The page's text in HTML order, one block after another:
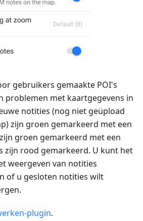
gebruikers gemaakte POI's
problemen met kaartgegevens in
notities (nog niet geüpload
zijn groen gemarkeerd met een
groen gemarkeerd met een
zijn rood gemarkeerd. U kunt het
weergeven van notities
of u gesloten notities wilt
plugin.